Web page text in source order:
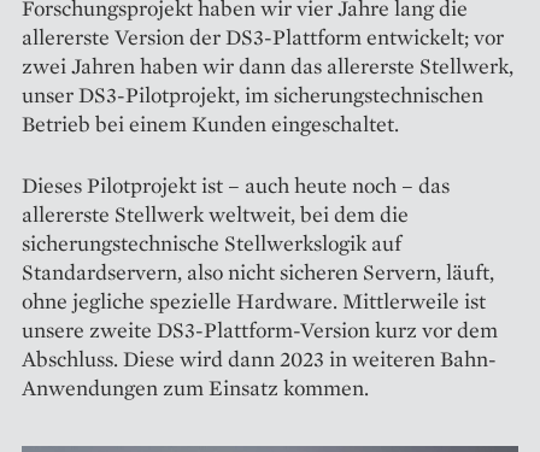
Forschungsprojekt haben wir vier Jahre lang die
allererste Version der DS3-Plattform entwickelt; vor
zwei Jahren haben wir dann das allererste Stellwerk,
unser DS3-Pilotprojekt, im sicherungstechnischen
Betrieb bei einem Kunden eingeschaltet.
Dieses Pilotprojekt ist – auch heute noch – das
allererste Stellwerk weltweit, bei dem die
sicherungstechnische Stellwerkslogik auf
Standardservern, also nicht sicheren Servern, läuft,
ohne jegliche spezielle Hardware. Mittlerweile ist
unsere zweite DS3-Plattform-Version kurz vor dem
Abschluss. Diese wird dann 2023 in weiteren Bahn-
Anwendungen zum Einsatz kommen.